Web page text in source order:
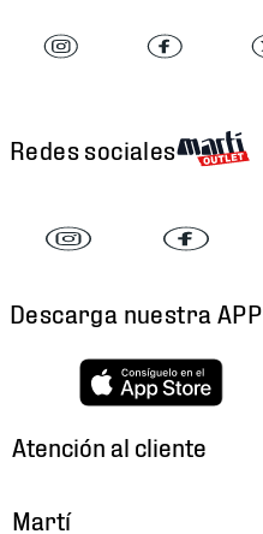
Redes sociales
Descarga nuestra APP
Atención al cliente
Martí